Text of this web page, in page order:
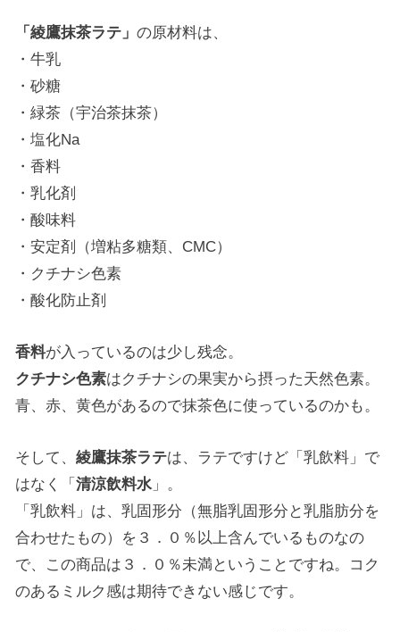
「綾鷹抹茶ラテ」の原材料は、
・牛乳
・砂糖
・緑茶（宇治茶抹茶）
・塩化Na
・香料
・乳化剤
・酸味料
・安定剤（増粘多糖類、CMC）
・クチナシ色素
・酸化防止剤
香料が入っているのは少し残念。
クチナシ色素はクチナシの果実から摂った天然色素。
青、赤、黄色があるので抹茶色に使っているのかも。
そして、綾鷹抹茶ラテは、ラテですけど「乳飲料」で
はなく「清涼飲料水 」。
「乳飲料」は、乳固形分（無脂乳固形分と乳脂肪分を
合わせたもの）を３．０％以上含んでいるものなの
で、この商品は３．０％未満ということですね。コク
のあるミルク感は期待できない感じです。